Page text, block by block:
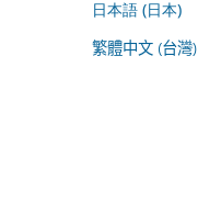
日本語 (日本)
繁體中文 (台灣)